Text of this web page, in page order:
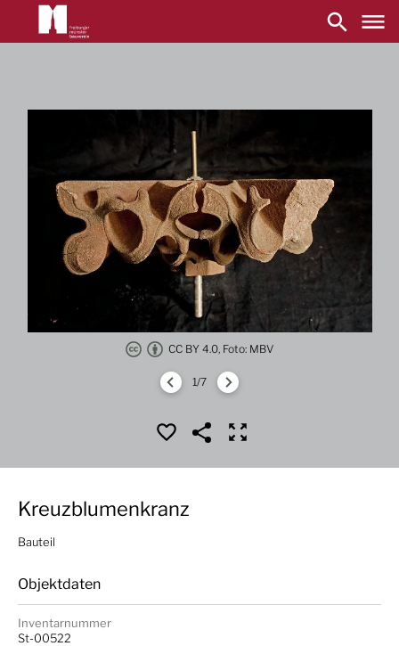
navigation
CC BY 4.0, Foto: MBV
1/7
Kreuzblumenkranz
Bauteil
Objektdaten
Inventarnummer
St-00522